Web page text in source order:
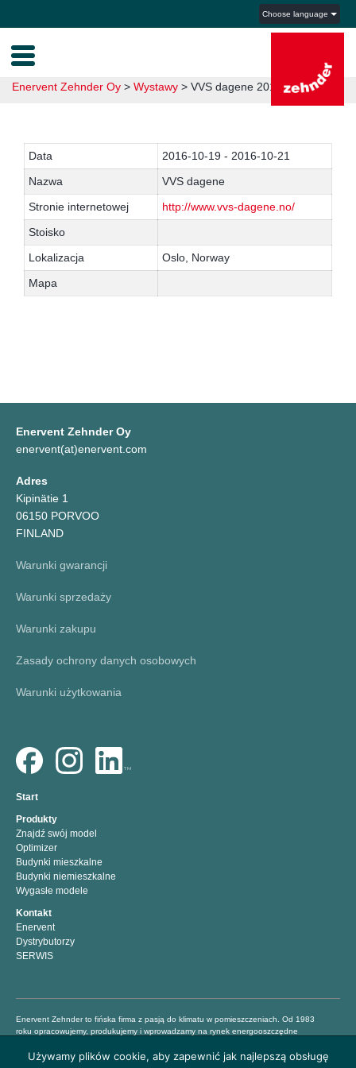
Choose language
Enervent Zehnder Oy > Wystawy > VVS dagene 2016
Data
2016-10-19 - 2016-10-21
Nazwa
VVS dagene
Stronie internetowej
http://www.vvs-dagene.no/
Stoisko
Lokalizacja
Oslo, Norway
Mapa
Enervent Zehnder Oy
enervent(at)enervent.com
Adres
Kipinätie 1
06150 PORVOO
FINLAND
Warunki gwarancji
Warunki sprzedaży
Warunki zakupu
Zasady ochrony danych osobowych
Warunki użytkowania
Start
Produkty
Znajdź swój model
Optimizer
Budynki mieszkalne
Budynki niemieszkalne
Wygasłe modele
Kontakt
Enervent
Dystrybutorzy
SERWIS
Enervent Zehnder to fińska firma z pasją do klimatu w pomieszczeniach. Od 1983
roku opracowujemy, produkujemy i wprowadzamy na rynek energooszczędne
mieszkać i pracować w zdrowych i komfortowych warunkach, dlatego oferujemy łatwe
Używamy plików cookie, aby zapewnić jak najlepszą obsługę